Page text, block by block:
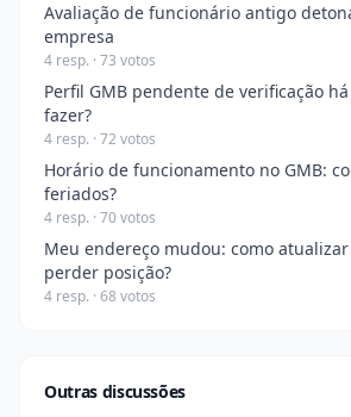
Avaliação de funcionário antigo
empresa
4 resp. · 73 votos
Perfil GMB pendente de verificação
fazer?
4 resp. · 72 votos
Horário de funcionamento no GMB:
feriados?
4 resp. · 70 votos
Meu endereço mudou: como atualizar
perder posição?
4 resp. · 68 votos
Outras discussões